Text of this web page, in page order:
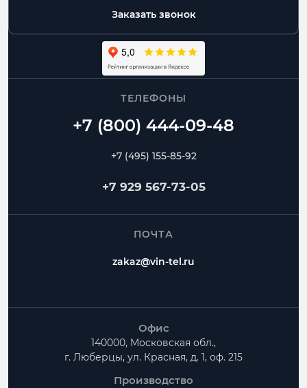
Заказать звонок
ТЕЛЕФОНЫ
+7 (495) 155-85-92
+7 929 567-73-05
ПОЧТА
zakaz@vin-tel.ru
Офис
140000, Московская обл.,
г. Люберцы, ул. Красная, д. 1, оф. 215
Производство